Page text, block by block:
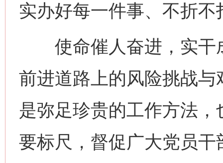
实办好每一件事、不折
使命催人奋进，实干
前进道路上的风险挑战与
是弥足珍贵的工作方法
要标尺，督促广大党员
网上购药对药下症？